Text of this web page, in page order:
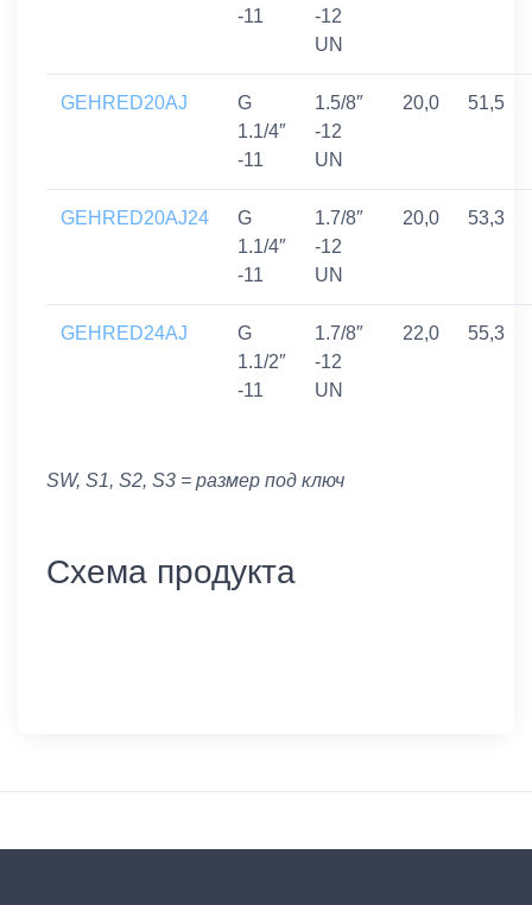
-11
-12
UN
GEHRED20AJ
G
1.1/4″
-11
1.5/8″
-12
UN
20,0 51,5
GEHRED20AJ24
G
1.1/4″
-11
1.7/8″
-12
UN
20,0 53,3
GEHRED24AJ
G
1.1/2″
-11
1.7/8″
-12
UN
22,0 55,3
SW, S1, S2, S3 = размер под ключ
Схема продукта